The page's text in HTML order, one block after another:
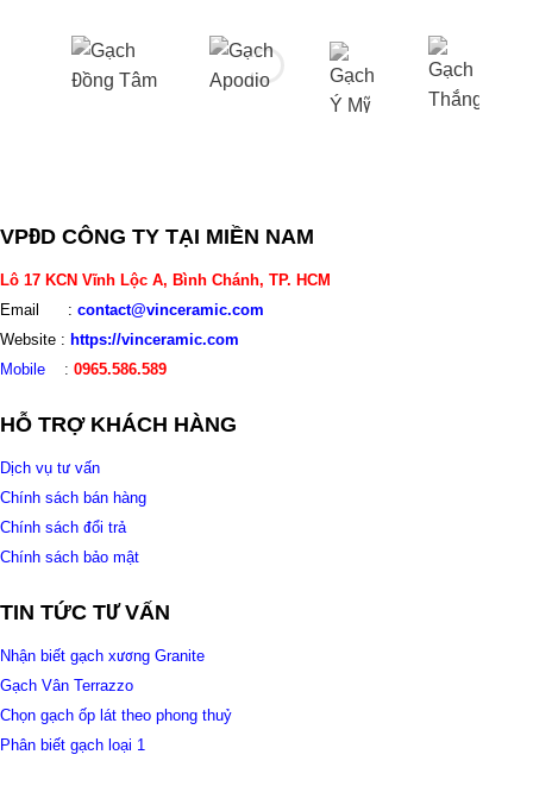
VPĐD CÔNG TY TẠI MIỀN NAM
Lô 17 KCN Vĩnh Lộc A, Bình Chánh, TP. HCM
Email : contact@vinceramic.com
Website : https://vinceramic.com
Mobile : 0965.586.589
HỖ TRỢ KHÁCH HÀNG
Dịch vụ tư vấn
Chính sách bán hàng
Chính sách đổi trả
Chính sách bảo mật
TIN TỨC TƯ VẤN
Nhận biết gạch xương Granite
Gạch Vân Terrazzo
Chọn gạch ốp lát theo phong thuỷ
Phân biết gạch loại 1